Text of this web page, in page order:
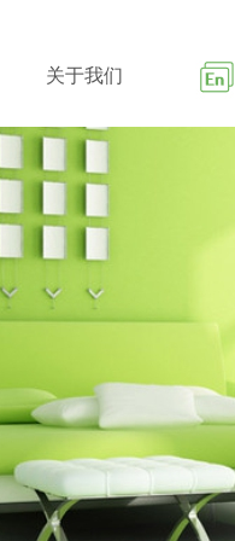
关于我们